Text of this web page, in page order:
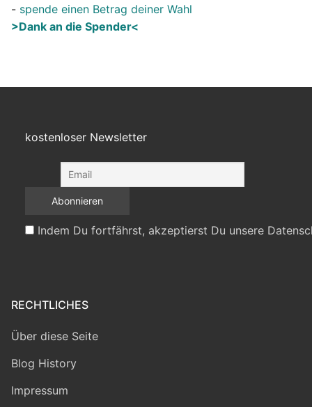
- spende einen Betrag deiner Wahl
>Dank an die Spender<
kostenloser Newsletter
Indem Du fortfährst, akzeptierst Du unsere
RECHTLICHES
Über diese Seite
Blog History
Impressum